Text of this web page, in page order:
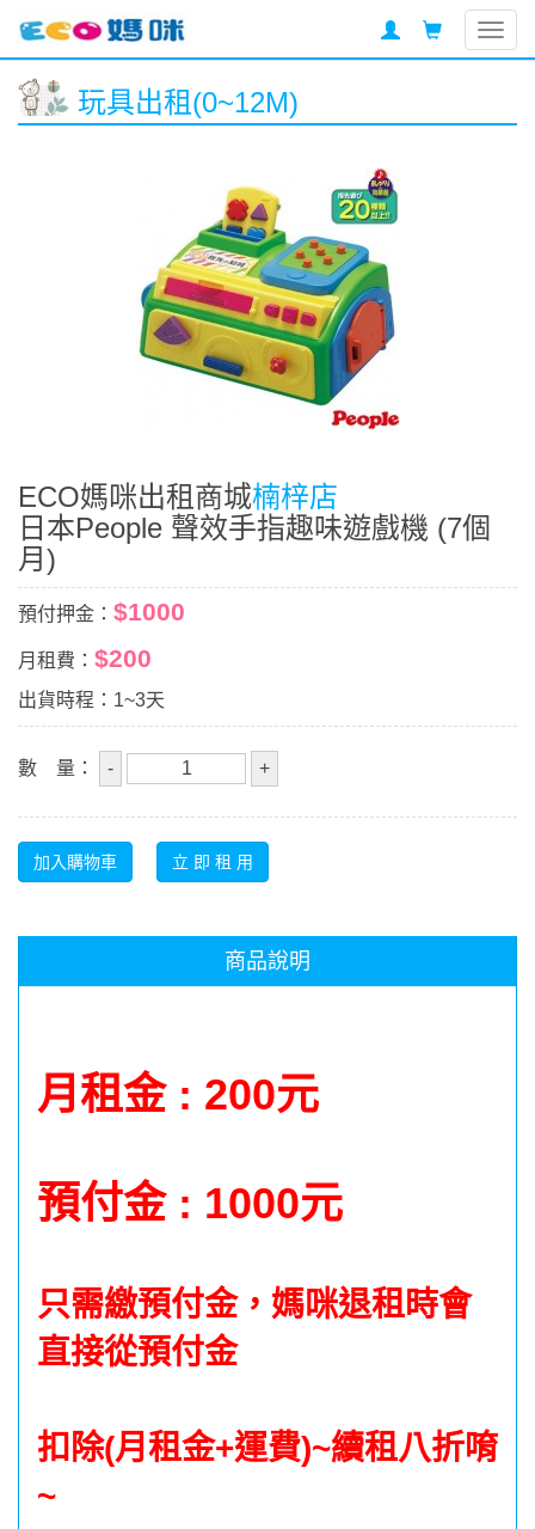
玩具出租(0~12M)
ECO媽咪出租商城楠梓店
日本People 聲效手指趣味遊戲機 (7個
月)
預付押金： $1000
月租費： $200
出貨時程：1~3天
數 量：
商品說明
月租金 : 200元
預付金 : 1000元
只需繳預付金，媽咪退租時會
直接從預付金
扣除(月租金+運費)~續租八折唷
~